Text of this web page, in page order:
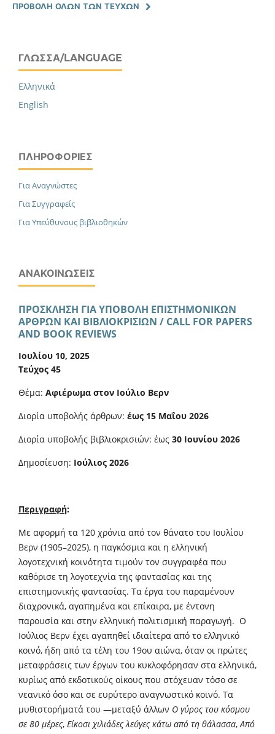
ΠΡΟΒΟΛΉ ΌΛΩΝ ΤΩΝ ΤΕΥΧΏΝ
ΓΛΏΣΣΑ/LANGUAGE
Ελληνικά
English
ΠΛΗΡΟΦΟΡΊΕΣ
Για Αναγνώστες
Για Συγγραφείς
Για Υπεύθυνους βιβλιοθηκών
ΑΝΑΚΟΙΝΏΣΕΙΣ
ΠΡΟΣΚΛΗΣΗ ΓΙΑ ΥΠΟΒΟΛΗ ΕΠΙΣΤΗΜΟΝΙΚΩΝ
ΑΡΘΡΩΝ ΚΑΙ ΒΙΒΛΙΟΚΡΙΣΙΩΝ / CALL FOR PAPERS
AND BOOK REVIEWS
Ιουλίου 10, 2025
Τεύχος 45
Θέμα: Αφιέρωμα στον Ιούλιο Βερν
Διορία υποβολής άρθρων: έως 15 Μαΐου 2026
Διορία υποβολής βιβλιοκρισιών: έως 30 Ιουνίου 2026
Δημοσίευση: Ιούλιος 2026
Περιγραφή:
Με αφορμή τα 120 χρόνια από τον θάνατο του Ιουλίου
Βερν (1905–2025), η παγκόσμια και η ελληνική
λογοτεχνική κοινότητα τιμούν τον συγγραφέα που
καθόρισε τη λογοτεχνία της φαντασίας και της
επιστημονικής φαντασίας. Τα έργα του παραμένουν
διαχρονικά, αγαπημένα και επίκαιρα, με έντονη
παρουσία και στην ελληνική πολιτισμική παραγωγή. Ο
Ιούλιος Βερν έχει αγαπηθεί ιδιαίτερα από το ελληνικό
κοινό, ήδη από τα τέλη του 19ου αιώνα, όταν οι πρώτες
μεταφράσεις των έργων του κυκλοφόρησαν στα ελληνικά,
κυρίως από εκδοτικούς οίκους που στόχευαν τόσο σε
νεανικό όσο και σε ευρύτερο αναγνωστικό κοινό. Τα
μυθιστορήματά του —μεταξύ άλλων Ο γύρος του κόσμου
σε 80 μέρες, Είκοσι χιλιάδες λεύγες κάτω από τη θάλασσα,Από